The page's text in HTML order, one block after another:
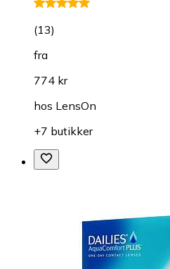
(13)
fra
774 kr
hos LensOn
+7 butikker